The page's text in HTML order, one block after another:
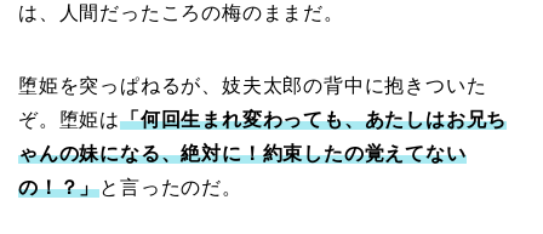
は、人間だったころの梅のままだ。
堕姫を突っぱねるが、妓夫太郎の背中に抱きついた
ぞ。堕姫は「何回生まれ変わっても、あたしはお兄ち
ゃんの妹になる、絶対に！約束したの覚えてない
の！？」と言ったのだ。